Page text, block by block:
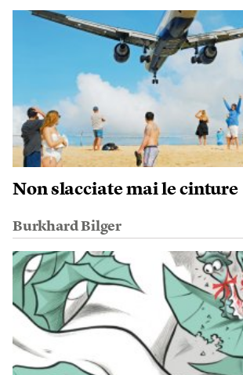
Non slacciate mai le cinture
Burkhard Bilger